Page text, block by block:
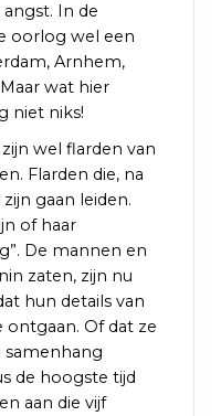
In de
oorlog wel een
Arnhem,
wat hier
niet niks!
wel flarden van
Flarden die, na
gaan leiden.
of haar
De mannen en
zaten, zijn nu
hun details van
Of dat ze
samenhang
de hoogste tijd
aan die vijf